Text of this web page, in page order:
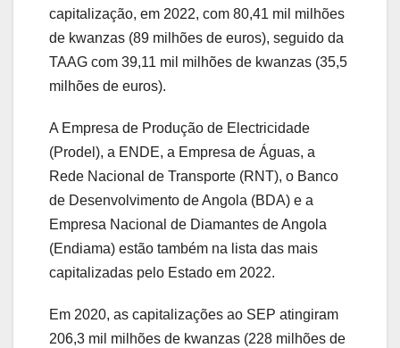
capitalização, em 2022, com 80,41 mil milhões
de kwanzas (89 milhões de euros), seguido da
TAAG com 39,11 mil milhões de kwanzas (35,5
milhões de euros).
A Empresa de Produção de Electricidade
(Prodel), a ENDE, a Empresa de Águas, a
Rede Nacional de Transporte (RNT), o Banco
de Desenvolvimento de Angola (BDA) e a
Empresa Nacional de Diamantes de Angola
(Endiama) estão também na lista das mais
capitalizadas pelo Estado em 2022.
Em 2020, as capitalizações ao SEP atingiram
206,3 mil milhões de kwanzas (228 milhões de